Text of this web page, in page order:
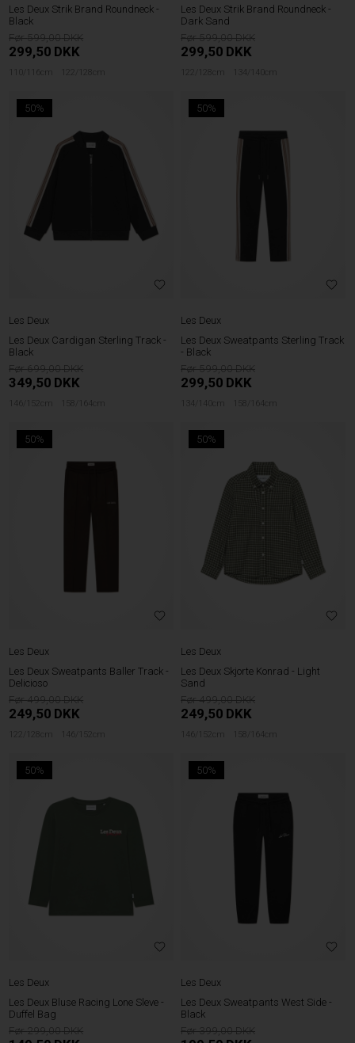
Les Deux Strik Brand Roundneck -
Black
599,00
299,50 DKK
110/116cm 122/128cm
Les Deux Strik Brand Roundneck -
Dark Sand
599,00
299,50 DKK
122/128cm 134/140cm
50%
Les Deux
Les Deux Cardigan Sterling Track -
Black
699,00
349,50 DKK
146/152cm 158/164cm
50%
Les Deux
Les Deux Sweatpants Sterling Track
- Black
599,00
299,50 DKK
134/140cm 158/164cm
50%
Les Deux
Les Deux Sweatpants Baller Track -
Delicioso
499,00
249,50 DKK
122/128cm 146/152cm
50%
Les Deux
Les Deux Skjorte Konrad - Light
Sand
499,00
249,50 DKK
146/152cm 158/164cm
50%
Les Deux
Les Deux Bluse Racing Lone Sleve -
Duffel Bag
299,00
50%
Les Deux
Les Deux Sweatpants West Side -
Black
399,00